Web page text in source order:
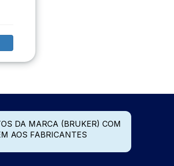
DA MARCA (BRUKER) COM
AOS FABRICANTES